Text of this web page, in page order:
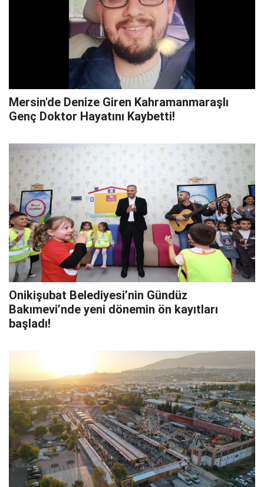
Mersin'de Denize Giren Kahramanmaraşlı
Genç Doktor Hayatını Kaybetti!
Onikişubat Belediyesi’nin Gündüz
Bakımevi’nde yeni dönemin ön kayıtları
başladı!